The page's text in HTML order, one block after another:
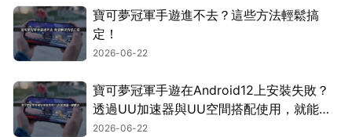
寶可夢冠軍手遊進不去？這些方法輕鬆搞
定！
2026-06-22
寶可夢冠軍手遊在Android12上安裝失敗？
透過UU加速器與UU空間搭配使用，就能輕
鬆搞定！
2026-06-22